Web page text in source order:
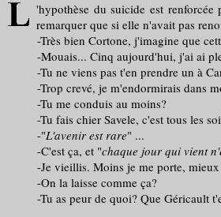
'hypothèse du suicide est
remarquer que si elle n'avait pas
-Très bien Cortone, j'imagine que
-Mouais... Cinq aujourd'hui, j'ai ai
-Tu ne viens pas t'en prendre un à
-Trop crevé, je m'endormirais dans
-Tu me conduis au moins?
-Tu fais chier Savele, c'est tous les
-"L'avenir est rare" ...
-C'est ça, et "chaque jour qui vient
-Je vieillis. Moins je me porte, mieux
-On la laisse comme ça?
-Tu as peur de quoi? Que Géricault